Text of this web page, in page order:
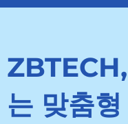
는 맞춤